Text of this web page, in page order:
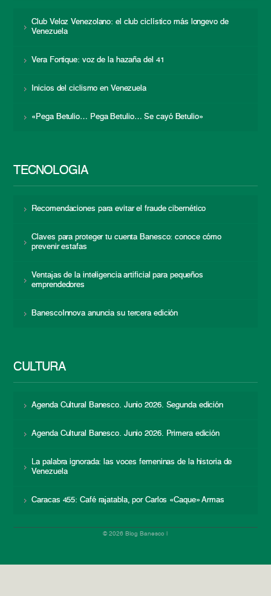
Club Veloz Venezolano: el club ciclístico más longevo de
Venezuela
Vera Fortique: voz de la hazaña del 41
Inicios del ciclismo en Venezuela
«Pega Betulio… Pega Betulio… Se cayó Betulio»
TECNOLOGÍA
Recomendaciones para evitar el fraude cibernético
Claves para proteger tu cuenta Banesco: conoce cómo
prevenir estafas
Ventajas de la inteligencia artificial para pequeños
emprendedores
BanescoInnova anuncia su tercera edición
CULTURA
Agenda Cultural Banesco. Junio 2026. Segunda edición
Agenda Cultural Banesco. Junio 2026. Primera edición
La palabra ignorada: las voces femeninas de la historia de
Venezuela
Caracas 455: Café rajatabla, por Carlos «Caque» Armas
© 2026 Blog Banesco |